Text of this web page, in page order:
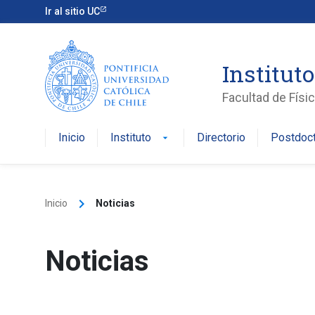
to
Ir al sitio UC
Facultad de
Inicio Instituto arrow_drop_down Directorio
Inicio keyboard_arrow_right Noticias
Noticias